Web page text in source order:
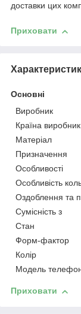
доставки цих
Приховати
Основні
Виробник
Країна виробник
Матеріал
Призначення
Особливості
Особливість
Оздоблення та
Сумісність з
Стан
Форм-фактор
Колір
Модель
Приховати